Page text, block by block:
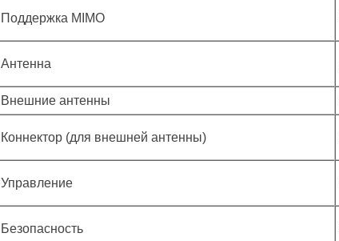
Поддержка MIMO
Антенна
Внешние антенны
Коннектор (для внешней антенны)
Управление
Безопасность